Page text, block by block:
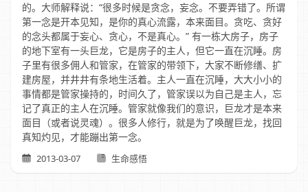
的。大师解释说：“很多时候是贪念，妄念。不要弄错了。所谓
第一念是开本见知，是你的真心流露，本来面目。贪吃、贪好
的念头都属于妄心、贪心，不是真心。” 有一栋大房子，房子
的地下室有一头巨龙，它是房子的主人，但它一直在沉睡。房
子里有很多佣人和管家，在管家的带领下，大家不断修缮、扩
建房屋，并井井有条地生活着。主人一直在沉睡，大大小小的
事情都是管家操持的，时间久了，管家误以为自己是主人，忘
记了真正的主人在沉睡。管家就像我们的意识，巨龙才是本来
面目（或者说灵魂）。很多人修行，就是为了唤醒巨龙，找回
真知灼见，才能蹦出第一念。
2013-03-07 生命感悟